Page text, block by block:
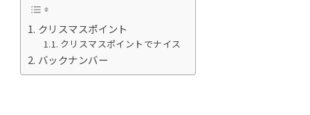
クリスマスポイント
クリスマスポイントでナイス
バックナンバー